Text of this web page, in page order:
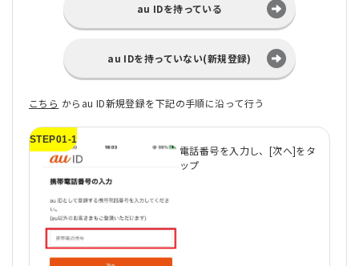
au IDを持っている
au IDを持っていない(新規登録)
こちら からau ID新規登録を下記の手順に沿って行う
STEP01-1
電話番号を入力し、[次へ]をタ
ップ